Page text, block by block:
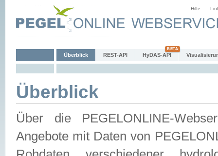
Hilfe
Überblick REST-API HyDAS-API
Überblick
Über die PEGELONLINE-
Angebote mit Daten von